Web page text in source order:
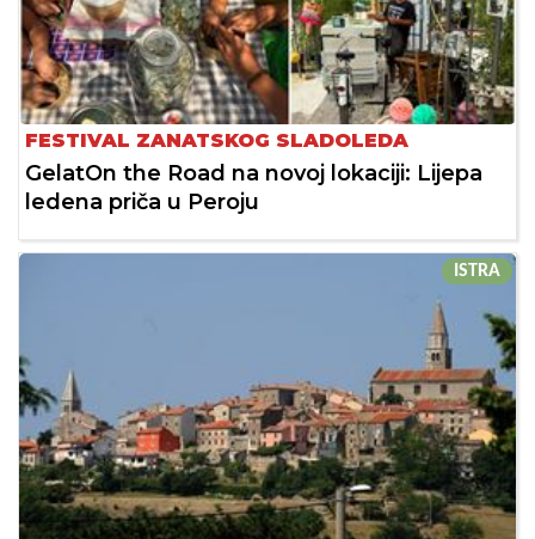
FESTIVAL ZANATSKOG SLADOLEDA
GelatOn the Road na novoj lokaciji: Lijepa
ledena priča u Peroju
ISTRA